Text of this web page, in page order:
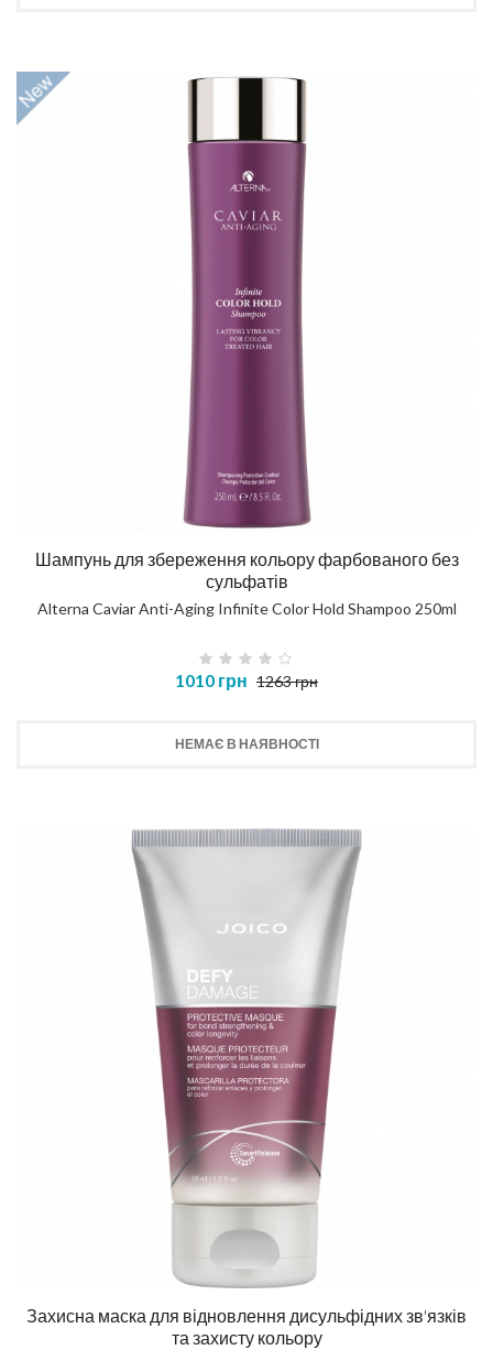
Шампунь для збереження кольору фарбованого без
сульфатів
Alterna Caviar Anti-Aging Infinite Color Hold Shampoo 250ml
1010 грн 1263 грн
НЕМАЄ В НАЯВНОСТІ
Захисна маска для відновлення дисульфідних зв'язків
та захисту кольору